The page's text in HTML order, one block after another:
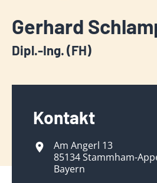
Gerhard
Dipl.-Ing. (FH)
Kontakt
Am Angerl 13
85134 Stammham-
Bayern